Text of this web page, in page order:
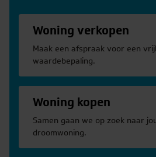
Woning verkopen
Maak een afspraak voor een
waardebepaling.
Meer informatie
Woning kopen
Samen gaan we op zoek naar
droomwoning.
Meer informatie